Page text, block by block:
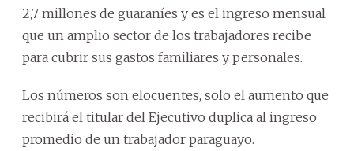
2,7 millones de guaraníes y es el ingreso mensual
que un amplio sector de los trabajadores recibe
para cubrir sus gastos familiares y personales.
Los números son elocuentes, solo el aumento que
recibirá el titular del Ejecutivo duplica al ingreso
promedio de un trabajador paraguayo.